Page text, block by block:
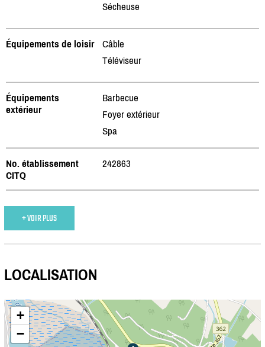
Sécheuse
Équipements de loisir
Câble
Téléviseur
Équipements
extérieur
Barbecue
Foyer extérieur
Spa
No. établissement
CITQ
242863
+ VOIR PLUS
LOCALISATION
+
−